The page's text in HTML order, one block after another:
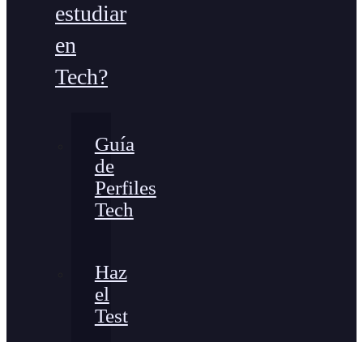
estudiar
en
Tech?
Guía
de
Perfiles
Tech
Haz
el
Test